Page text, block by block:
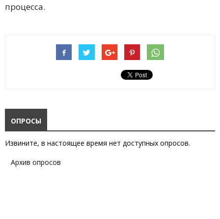
процесса.
ОПРОСЫ
Извините, в настоящее время нет доступных опросов.
Архив опросов